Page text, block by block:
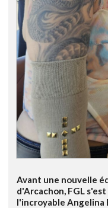
Avant une nouvelle
d'Arcachon, FGL
l'incroyable Angelina